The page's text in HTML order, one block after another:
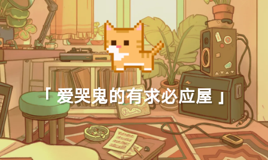
「 爱哭鬼的有求必应屋 」